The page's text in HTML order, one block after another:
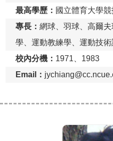
最高學歷： 國立體育大學
專長： 網球、羽球、高爾
學、運動教練學、運動技
校內分機： 1971、1983
Email：